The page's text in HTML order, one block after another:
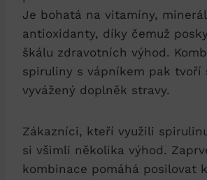
Je bohatá na vitamíny,
antioxidanty, díky čemuž
škálu zdravotních výhod.
spiruliny s vápníkem pak tvoří
vyvážený doplněk stravy.
Zákazníci, kteří využili
si všimli několika výhod.
kombinace pomáhá posilovat